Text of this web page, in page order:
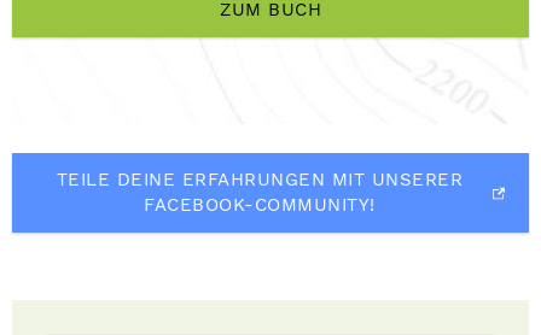
ZUM BUCH
TEILE DEINE ERFAHRUNGEN MIT UNSERER
FACEBOOK-COMMUNITY!